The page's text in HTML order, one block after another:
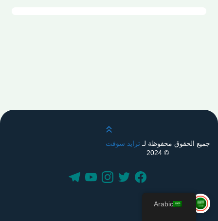
قم بالتمرير لأعلى
جميع الحقوق محفوظة لـترايد سوفت
© 2024
Arabic